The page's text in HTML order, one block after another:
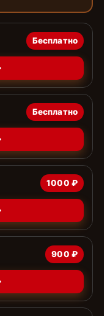
Бесплатно
Бесплатно
1000 ₽
900 ₽